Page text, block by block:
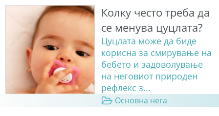
Колку често треба да
се менува цуцлата?
Цуцлата може да биде
корисна за смирување на
бебето и задоволување
на неговиот природен
рефлекс з...
Основна нега